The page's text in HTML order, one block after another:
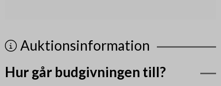
Auktionsinformation
Hur går budgivningen till?